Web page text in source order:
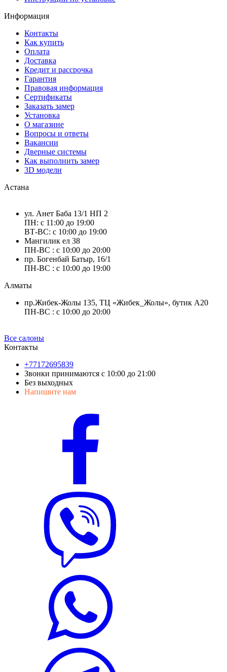
Информация
Контакты
Как купить
Оплата
Доставка
Кредит и рассрочка
Гарантия
Правовая информация
Сертификаты
Заказать замер
Установка
О магазине
Вопросы и ответы
Вакансии
Дверные системы
Как выполнить замер
3D модели
Астана
ул. Анет Баба 13/1 НП 2
ПН: с 11:00 до 19:00
ВТ-ВС: с 10:00 до 19:00
Мангилик ел 38
ПН-ВС : с 10:00 до 20:00
пр. Богенбай Батыр, 16/1
ПН-ВС : с 10:00 до 19:00
Алматы
пр.Жибек-Жолы 135, ТЦ «Жибек_Жолы», бутик А20
ПН-ВС : с 10:00 до 20:00
Все салоны
Контакты
+77172695839
Звонки принимаются с 10:00 до 21:00
Без выходных
Напишите нам